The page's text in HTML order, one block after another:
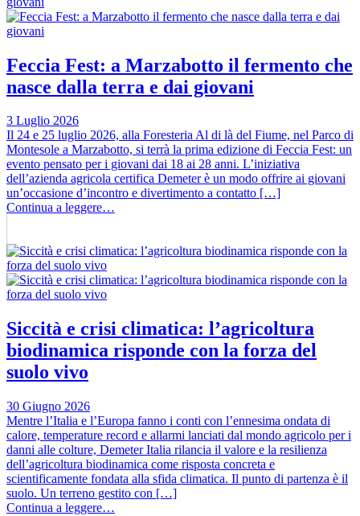
Feccia Fest: a Marzabotto il fermento che
nasce dalla terra e dai giovani
3 Luglio 2026
Il 24 e 25 luglio 2026, alla Foresteria Al di là del Fiume, nel Parco di
Montesole a Marzabotto, si terrà la prima edizione di Feccia Fest: un
evento pensato per i giovani dai 18 ai 28 anni. L’iniziativa
dell’azienda agricola certifica Demeter è un modo offrire ai giovani
un’occasione d’incontro e divertimento a contatto […]
Continua a leggere…
Siccità e crisi climatica: l’agricoltura
biodinamica risponde con la forza del
suolo vivo
30 Giugno 2026
Mentre l’Italia e l’Europa fanno i conti con l’ennesima ondata di
calore, temperature record e allarmi lanciati dal mondo agricolo per i
danni alle colture, Demeter Italia rilancia il valore e la resilienza
dell’agricoltura biodinamica come risposta concreta e
scientificamente fondata alla sfida climatica. Il punto di partenza è il
suolo. Un terreno gestito con […]
Continua a leggere…